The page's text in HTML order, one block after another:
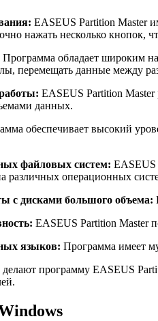
EASEUS Partition Master
нажать несколько
Программа обладает широким
перемещать данные между
EASEUS Partition
данных.
обеспечивает высокий
файловых систем: EASEUS
различных операционных
с дисками большого объема:
EASEUS Partition Master
языков: Программа имеет
программу EASEUS